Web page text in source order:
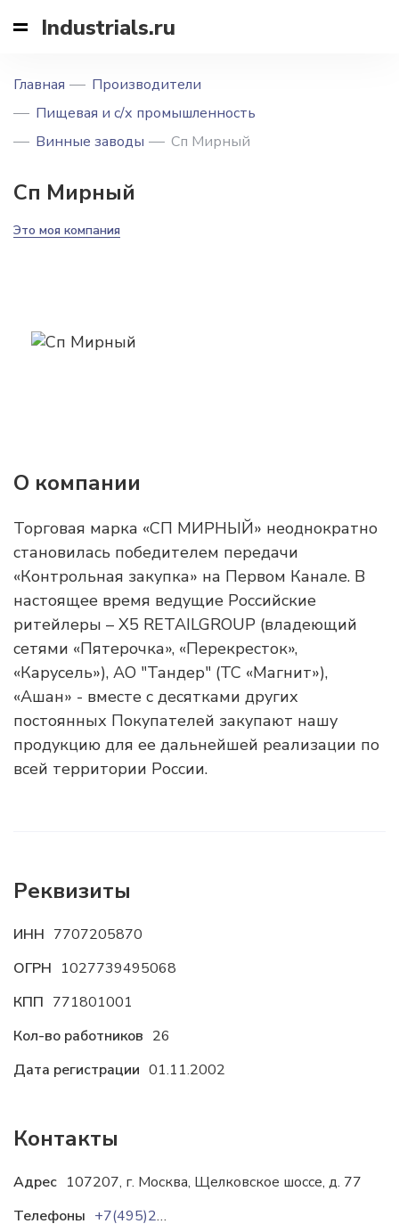
Industrials.ru
Главная
Производители
Пищевая и с/х промышленность
Винные заводы
Сп Мирный
Сп Мирный
Это моя компания
О компании
Торговая марка «СП МИРНЫЙ» неоднократно
становилась победителем передачи
«Контрольная закупка» на Первом Канале. В
настоящее время ведущие Российские
ритейлеры – X5 RETAILGROUP (владеющий
сетями «Пятерочка», «Перекресток»,
«Карусель»), АО "Тандер" (ТС «Магнит»),
«Ашан» - вместе с десятками других
постоянных Покупателей закупают нашу
продукцию для ее дальнейшей реализации по
всей территории России.
Реквизиты
ИНН 7707205870
ОГРН 1027739495068
КПП 771801001
Кол-во работников 26
Дата регистрации 01.11.2002
Контакты
Адрес 107207, г. Москва, Щелковское шоссе, д. 77
Телефоны
+7(495)249-17-16